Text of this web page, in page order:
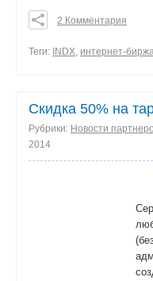
0
2 Комментария
Теги: INDX, интернет-
Скидка 50% на
Рубрики: Новости
2014